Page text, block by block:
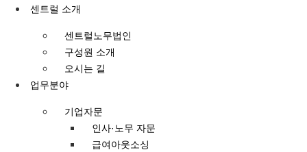
콘텐츠로센트럴 소개
센트럴노무법인
구성원 소개
오시는 길
업무분야
기업자문
인사·노무 자문
급여아웃소싱